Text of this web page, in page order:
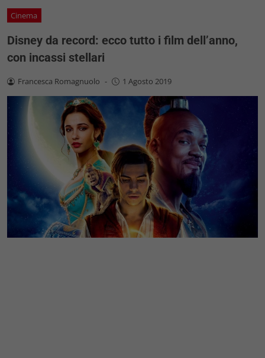
Cinema
Disney da record: ecco tutto i film dell’anno,
con incassi stellari
Francesca Romagnuolo - 1 Agosto 2019